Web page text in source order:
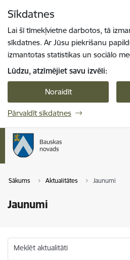
Sīkdatnes
Lai šī tīmekļvietne darbotos, tā
sīkdatnes. Ar Jūsu piekrišanu
izmantotas statistikas un sociālo
Lūdzu, atzīmējiet savu izvēli:
Noraidīt
Pārvaldīt sīkdatnes
Sākums Aktualitātes Jaunumi
Jaunumi
Meklēt aktualitāti